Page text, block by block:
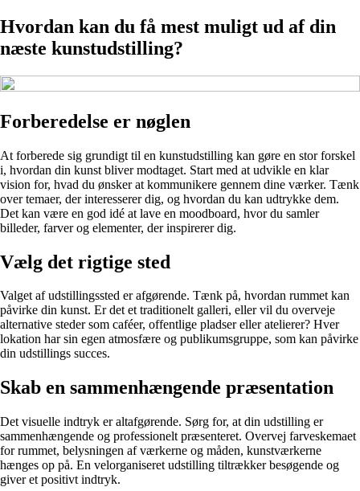
Hvordan kan du få mest muligt ud af din
næste kunstudstilling?
Forberedelse er nøglen
At forberede sig grundigt til en kunstudstilling kan gøre en stor forskel
i, hvordan din kunst bliver modtaget. Start med at udvikle en klar
vision for, hvad du ønsker at kommunikere gennem dine værker. Tænk
over temaer, der interesserer dig, og hvordan du kan udtrykke dem.
Det kan være en god idé at lave en moodboard, hvor du samler
billeder, farver og elementer, der inspirerer dig.
Vælg det rigtige sted
Valget af udstillingssted er afgørende. Tænk på, hvordan rummet kan
påvirke din kunst. Er det et traditionelt galleri, eller vil du overveje
alternative steder som caféer, offentlige pladser eller atelierer? Hver
lokation har sin egen atmosfære og publikumsgruppe, som kan påvirke
din udstillings succes.
Skab en sammenhængende præsentation
Det visuelle indtryk er altafgørende. Sørg for, at din udstilling er
sammenhængende og professionelt præsenteret. Overvej farveskemaet
for rummet, belysningen af værkerne og måden, kunstværkerne
hænges op på. En velorganiseret udstilling tiltrækker besøgende og
giver et positivt indtryk.